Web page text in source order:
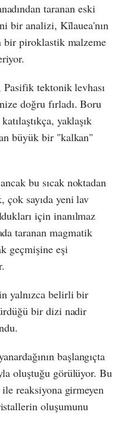
taranan eski
bir analizi, Kīlauea'nın
bir piroklastik malzeme
tektonik levhası
doğru fırladı. Boru
yaklaşık
büyük bir "kalkan"
bu sıcak noktadan
çok sayıda yeni lav
için inanılmaz
taranan magmatik
geçmişine eşi
yalnızca belirli bir
bir dizi nadir
başlangıçta
oluştuğu görülüyor. Bu
reaksiyona girmeyen
oluşumunu